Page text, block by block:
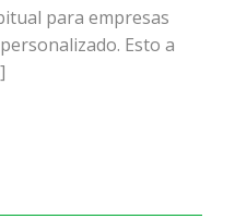
para empresas
Esto a